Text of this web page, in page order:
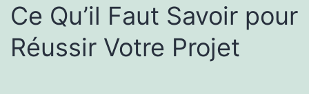
Ce Qu’il Faut Savoir pour
Réussir Votre Projet